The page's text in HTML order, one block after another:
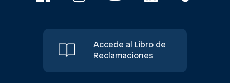
Accede al Libro de
Reclamaciones